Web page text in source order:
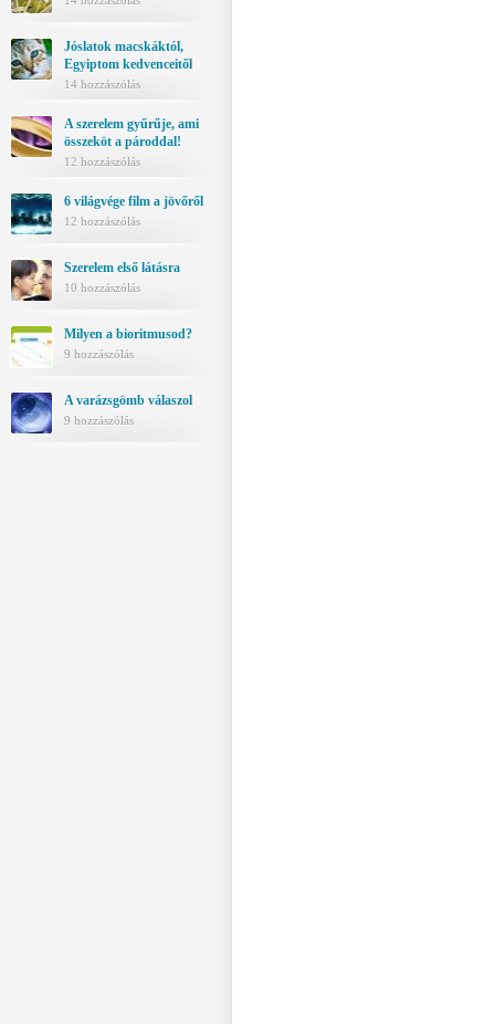
Jóslatok macskáktól,
Egyiptom kedvenceitől
14 hozzászólás
A szerelem gyűrűje, ami
összeköt a pároddal!
12 hozzászólás
6 világvége film a jövőről
12 hozzászólás
Szerelem első látásra
10 hozzászólás
Milyen a bioritmusod?
9 hozzászólás
A varázsgömb válaszol
9 hozzászólás